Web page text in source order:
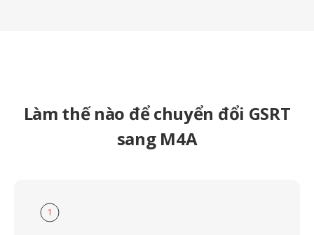
Làm thế nào để chuyển đổi GSRT
sang M4A
1